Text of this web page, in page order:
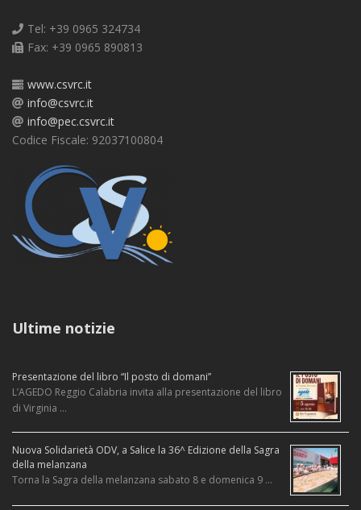
Tel: +39 0965 324734
Fax: +39 0965 890813
www.csvrc.it
info@csvrc.it
info@pec.csvrc.it
Codice Fiscale: 92037100804
Ultime notizie
Presentazione del libro “Il posto di domani”
L’AGEDO Reggio Calabria invita alla presentazione del libro
di Virginia …
Nuova Solidarietà ODV, a Salice la 36^ Edizione della Sagra
della melanzana
Torna la Sagra della melanzana sabato 8 e domenica 9 …